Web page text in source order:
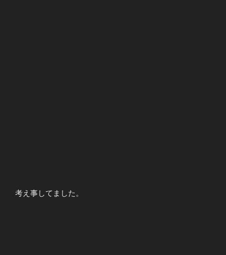
考え事してました。